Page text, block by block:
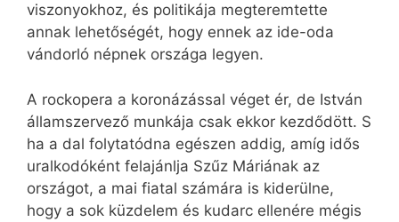
viszonyokhoz, és politikája megteremtette
annak lehetőségét, hogy ennek az ide-oda
vándorló népnek országa legyen.
A rockopera a koronázással véget ér, de István
államszervező munkája csak ekkor kezdődött. S
ha a dal folytatódna egészen addig, amíg idős
uralkodóként felajánlja Szűz Máriának az
országot, a mai fiatal számára is kiderülne,
hogy a sok küzdelem és kudarc ellenére mégis